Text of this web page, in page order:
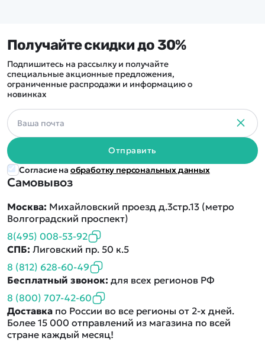
Самовывоз
Москва: Михайловский проезд д.3стр.13 (метро
Волгоградский проспект)
8(495) 008-53-92
СПБ: Лиговский пр. 50 к.5
8 (812) 628-60-49
Бесплатный звонок: для всех регионов РФ
8 (800) 707-42-60
Доставка по России во все регионы от 2-х дней.
Более 15 000 отправлений из магазина по всей
стране каждый месяц!
Получайте скидки до 30%
Подпишитесь на рассылку и получайте
специальные акционные предложения,
ограниченные распродажи и информацию о
новинках
Отправить
Согласие на обработку персональных данных